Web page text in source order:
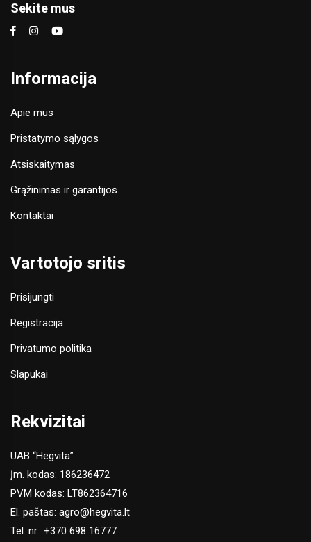
Sekite mus
Informacija
Apie mus
Pristatymo sąlygos
Atsiskaitymas
Grąžinimas ir garantijos
Kontaktai
Vartotojo sritis
Prisijungti
Registracija
Privatumo politika
Slapukai
Rekvizitai
UAB “Hegvita”
Įm. kodas: 186236472
PVM kodas: LT862364716
El. paštas: agro@hegvita.lt
Tel. nr.: +370 698 16777